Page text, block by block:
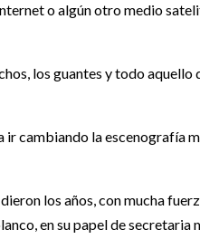
o algún otro medio
los guantes y todo aquello
cambiando la escenografía
los años, con mucha
en su papel de secretaria